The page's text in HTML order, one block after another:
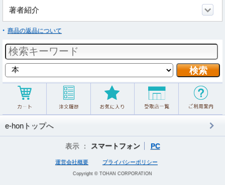
著者紹介
商品の返品について
e-honトップへ
表示 ： スマートフォン PC
運営会社概要 プライバシーポリシー
Copyright © TOHAN CORPORATION